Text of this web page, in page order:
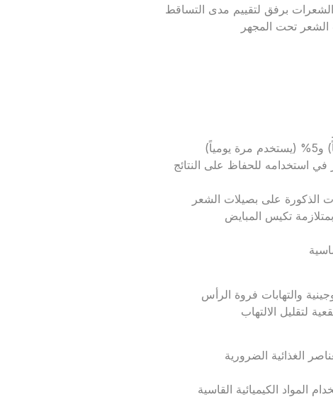
برفق لتقييم مدى التساقط
تحت المجهر
في استخدامه للحفاظ على النتائج
الذكورة على بصيلات الشعر
تكيس المبايض
والتهابات فروة الرأس
لتقليل الالتهاب
الغذائية الضرورية
المواد الكيميائية القاسية